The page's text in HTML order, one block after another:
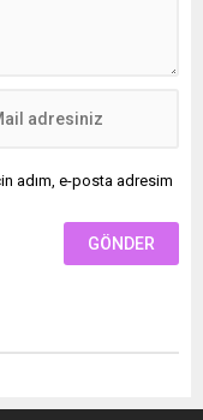
adım, e-posta adresim